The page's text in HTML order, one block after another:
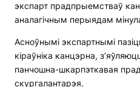
экспарт прадпрыемстваў
аналагічным перыядам
Асноўнымі экспартнымі
кіраўніка канцэрна,
панчошна-шкарпэткавая
скургалантарэя.